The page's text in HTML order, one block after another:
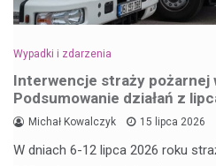
Wypadki i zdarzenia
Interwencje straży pożarnej
Podsumowanie działań z
Michał Kowalczyk 15 lipca 2026
W dniach 6-12 lipca 2026 roku